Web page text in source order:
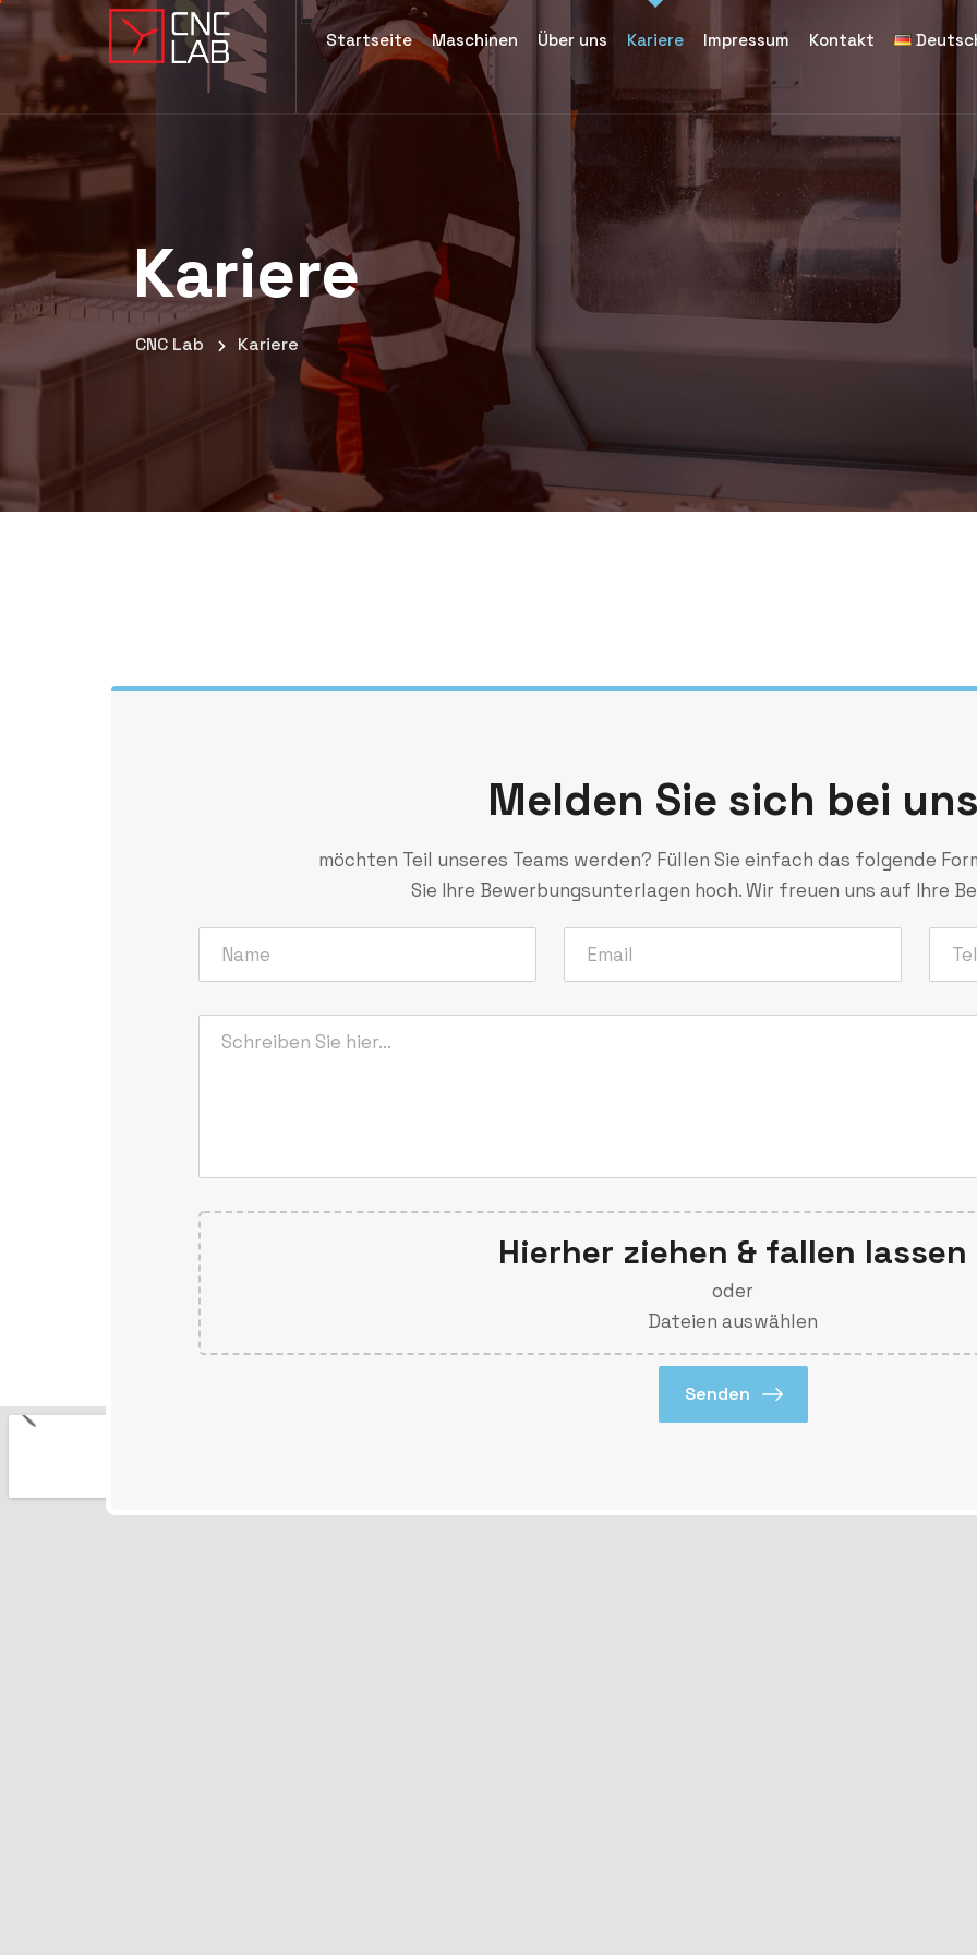
Startseite Maschinen Über uns Kariere Impressum Kontakt
Kariere
CNC Lab Kariere
Melden Sie sich bei uns
möchten Teil unseres Teams werden? Füllen Sie einfach das folgende
Sie Ihre Bewerbungsunterlagen hoch. Wir freuen uns auf Ihre
Hierher ziehen & fallen lassen
oder
Dateien auswählen